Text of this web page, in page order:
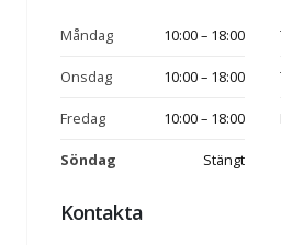
Måndag 10:00 – 18:00
Onsdag 10:00 – 18:00
Fredag 10:00 – 18:00
Söndag Stängt
Kontakta